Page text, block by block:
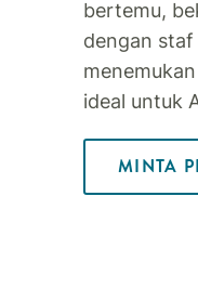
bertemu,
dengan
ideal untuk
MINTA